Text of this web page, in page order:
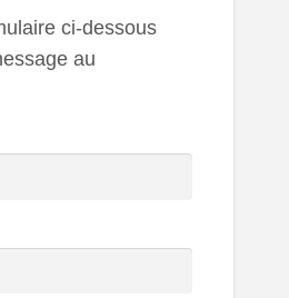
ci-dessous
au